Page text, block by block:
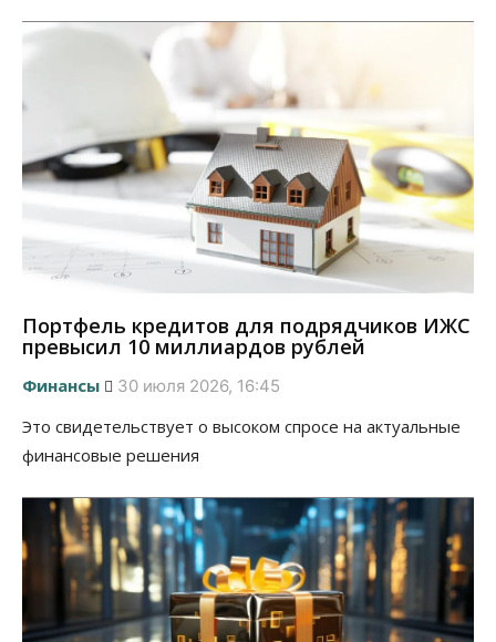
Портфель кредитов для подрядчиков ИЖС
превысил 10 миллиардов рублей
Финансы 30 июля 2026, 16:45
Это свидетельствует о высоком спросе на актуальные
финансовые решения